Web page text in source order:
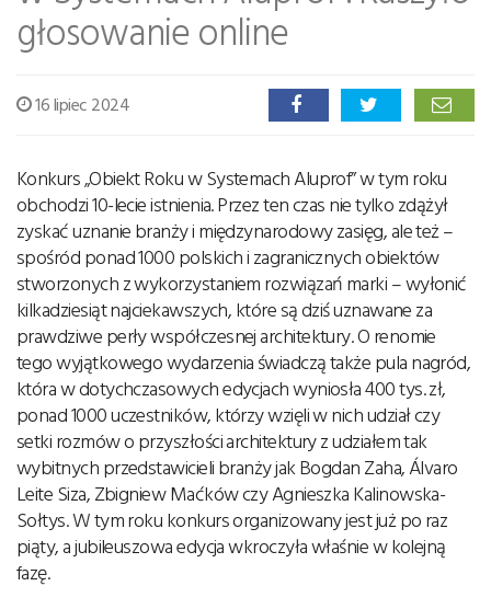
głosowanie online
16 lipiec 2024
Konkurs „Obiekt Roku w Systemach Aluprof” w tym roku
obchodzi 10-lecie istnienia. Przez ten czas nie tylko zdążył
zyskać uznanie branży i międzynarodowy zasięg, ale też –
spośród ponad 1000 polskich i zagranicznych obiektów
stworzonych z wykorzystaniem rozwiązań marki – wyłonić
kilkadziesiąt najciekawszych, które są dziś uznawane za
prawdziwe perły współczesnej architektury. O renomie
tego wyjątkowego wydarzenia świadczą także pula nagród,
która w dotychczasowych edycjach wyniosła 400 tys. zł,
ponad 1000 uczestników, którzy wzięli w nich udział czy
setki rozmów o przyszłości architektury z udziałem tak
wybitnych przedstawicieli branży jak Bogdan Zaha, Álvaro
Leite Siza, Zbigniew Maćków czy Agnieszka Kalinowska-
Sołtys. W tym roku konkurs organizowany jest już po raz
piąty, a jubileuszowa edycja wkroczyła właśnie w kolejną
fazę.